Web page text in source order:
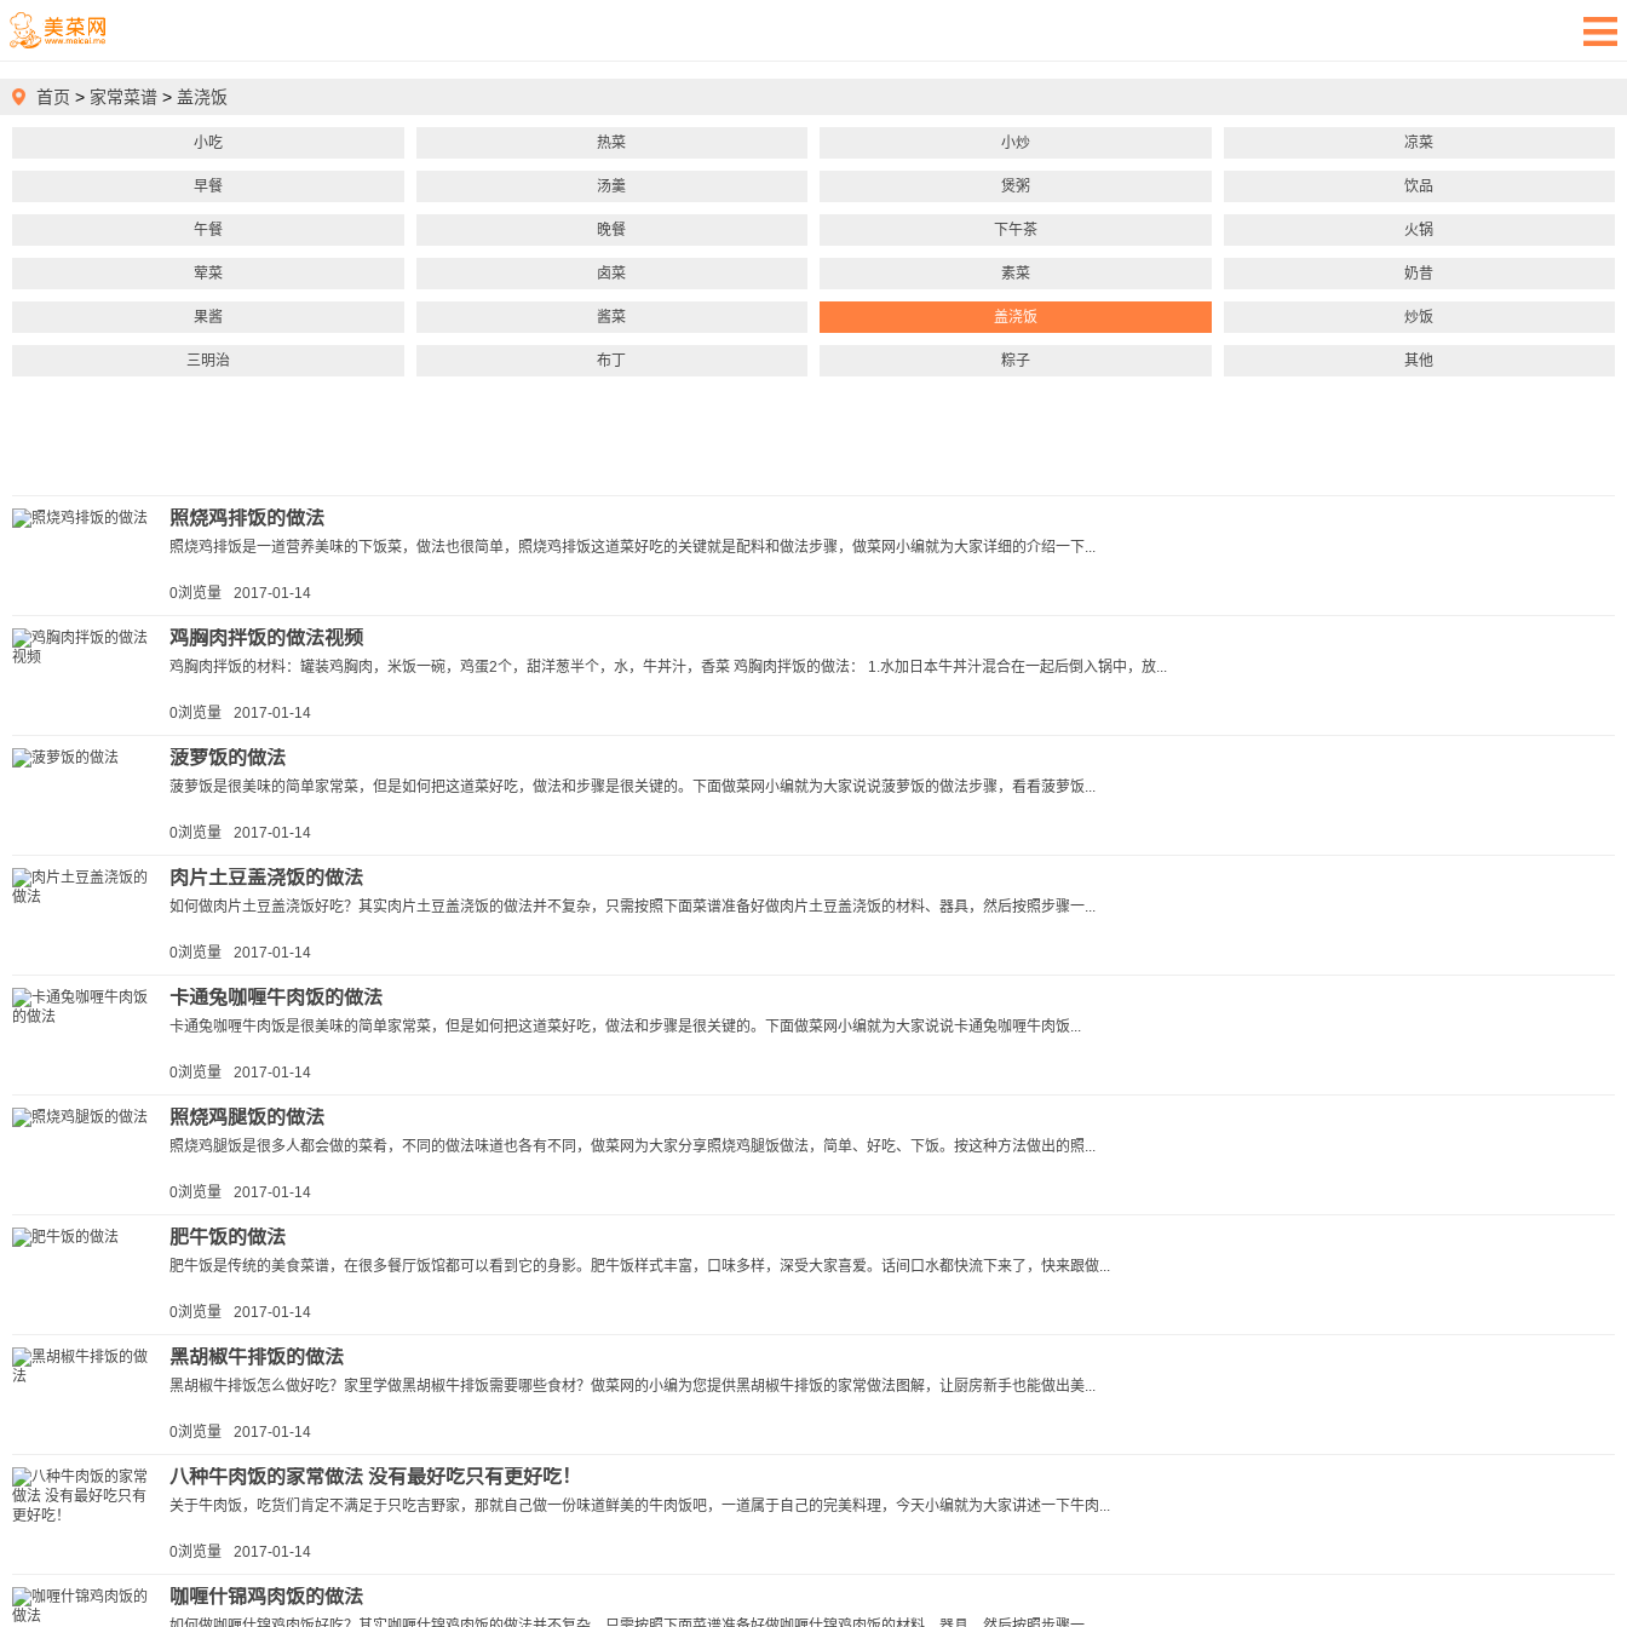
小吃 热菜 小炒 凉菜
早餐 汤羹 煲粥 饮品
午餐 晚餐 下午茶 火锅
荤菜 卤菜 素菜 奶昔
果酱 酱菜 盖浇饭 炒饭
三明治 布丁 粽子 其他
首页 > 家常菜谱 > 盖浇饭
照烧鸡排饭的做法
照烧鸡排饭是一道营养美味的下饭菜，做法也很简单，照烧鸡排饭这道菜好吃的关键就是配料和做法步骤，做菜网小编就为大家详细的介绍一下...
0浏览量 2017-01-14
鸡胸肉拌饭的做法视频
鸡胸肉拌饭的材料：罐装鸡胸肉，米饭一碗，鸡蛋2个，甜洋葱半个，水，牛丼汁，香菜 鸡胸肉拌饭的做法： 1.水加日本牛丼汁混合在一起后倒入锅中，放...
0浏览量 2017-01-14
菠萝饭的做法
菠萝饭是很美味的简单家常菜，但是如何把这道菜好吃，做法和步骤是很关键的。下面做菜网小编就为大家说说菠萝饭的做法步骤，看看菠萝饭...
0浏览量 2017-01-14
肉片土豆盖浇饭的做法
如何做肉片土豆盖浇饭好吃？其实肉片土豆盖浇饭的做法并不复杂，只需按照下面菜谱准备好做肉片土豆盖浇饭的材料、器具，然后按照步骤一...
0浏览量 2017-01-14
卡通兔咖喱牛肉饭的做法
卡通兔咖喱牛肉饭是很美味的简单家常菜，但是如何把这道菜好吃，做法和步骤是很关键的。下面做菜网小编就为大家说说卡通兔咖喱牛肉饭...
0浏览量 2017-01-14
照烧鸡腿饭的做法
照烧鸡腿饭是很多人都会做的菜肴，不同的做法味道也各有不同，做菜网为大家分享照烧鸡腿饭做法，简单、好吃、下饭。按这种方法做出的照...
0浏览量 2017-01-14
肥牛饭的做法
肥牛饭是传统的美食菜谱，在很多餐厅饭馆都可以看到它的身影。肥牛饭样式丰富，口味多样，深受大家喜爱。话间口水都快流下来了，快来跟做...
0浏览量 2017-01-14
黑胡椒牛排饭的做法
黑胡椒牛排饭怎么做好吃？家里学做黑胡椒牛排饭需要哪些食材？做菜网的小编为您提供黑胡椒牛排饭的家常做法图解，让厨房新手也能做出美...
0浏览量 2017-01-14
八种牛肉饭的家常做法 没有最好吃只有更好吃！
关于牛肉饭，吃货们肯定不满足于只吃吉野家，那就自己做一份味道鲜美的牛肉饭吧，一道属于自己的完美料理，今天小编就为大家讲述一下牛肉...
0浏览量 2017-01-14
咖喱什锦鸡肉饭的做法